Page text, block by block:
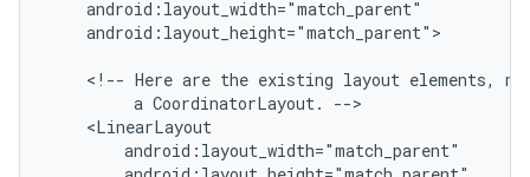
android:layout_height="match_parent">
<!-- Here are the existing layout elements,
a CoordinatorLayout.